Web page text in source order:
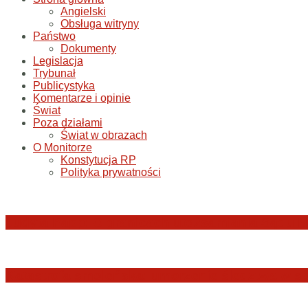
Angielski
Obsługa witryny
Państwo
Dokumenty
Legislacja
Trybunał
Publicystyka
Komentarze i opinie
Świat
Poza działami
Świat w obrazach
O Monitorze
Konstytucja RP
Polityka prywatności